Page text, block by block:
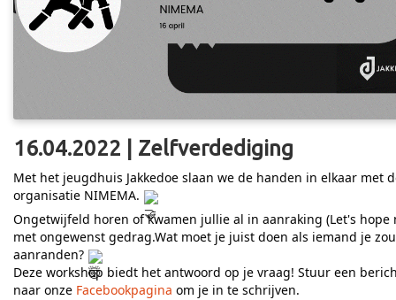
16.04.2022 | Zelfverdediging
Met het jeugdhuis Jakkedoe slaan we de handen in elkaar met
organisatie NIMEMA.
Ongetwijfeld horen of kwamen jullie al in aanraking (Let's hope
met ongewenst gedrag.Wat moet je juist doen als iemand je zou
aanranden?
Deze workshop biedt het antwoord op je vraag! Stuur een
naar onze Facebookpagina om je in te schrijven.